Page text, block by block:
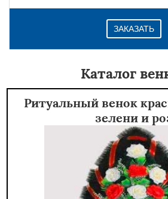
ЗАКАЗАТЬ
Каталог
Ритуальный венок
зелени и